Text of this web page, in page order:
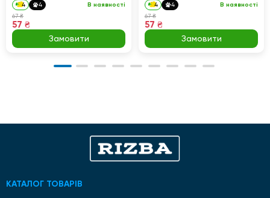
4 4 В наявності
67 ₴
57 ₴
Замовити
4 4 В наявності
67 ₴
57 ₴
Замовити
КАТАЛОГ ТОВАРІВ